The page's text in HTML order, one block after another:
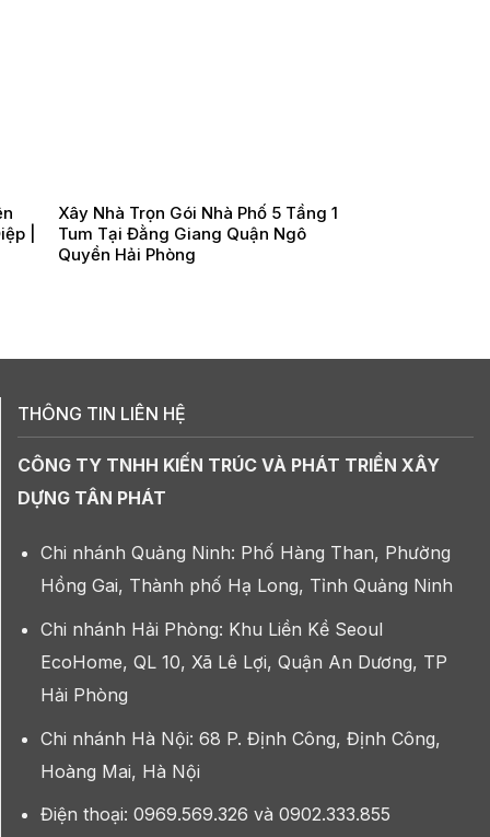
|
Xây Nhà Trọn Gói Nhà Phố 5 Tầng 1
Tum Tại Đằng Giang Quận Ngô
Quyền Hải Phòng
THÔNG TIN LIÊN HỆ
CÔNG TY TNHH KIẾN TRÚC VÀ PHÁT TRIỂN XÂY
DỰNG TÂN PHÁT
Chi nhánh Quảng Ninh: Phố Hàng Than, Phường
Hồng Gai, Thành phố Hạ Long, Tỉnh Quảng Ninh
Chi nhánh Hải Phòng: Khu Liền Kề Seoul
EcoHome, QL 10, Xã Lê Lợi, Quận An Dương, TP
Hải Phòng
Chi nhánh Hà Nội: 68 P. Định Công, Định Công,
Hoàng Mai, Hà Nội
Điện thoại: 0969.569.326 và 0902.333.855